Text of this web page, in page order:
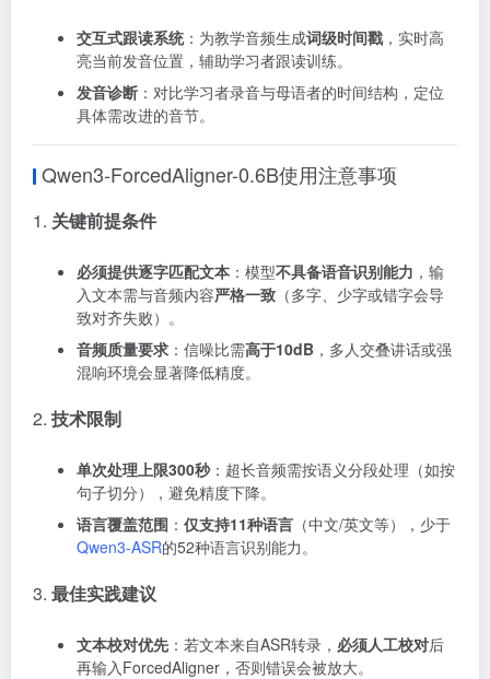
交互式跟读系统：为教学音频生成词级时间戳 ，实时高
亮当前发音位置，辅助学习者跟读训练。
发音诊断 ：对比学习者录音与母语者的时间结构，定位
具体需改进的音节。
Qwen3-ForcedAligner-0.6B使用注意事项
1. 关键前提条件
必须提供逐字匹配文本 ：模型不具备语音识别能力 ，输
入文本需与音频内容严格一致 （多字、少字或错字会导
致对齐失败） 。
音频质量要求 ：信噪比需高于10dB ，多人交叠讲话或强
混响环境会显著降低精度。
2. 技术限制
单次处理上限300秒：超长音频需按语义分段处理（如按
句子切分），避免精度下降。
语言覆盖范围 ： 仅支持11种语言 （中文/英文等），少于
Qwen3-ASR的52种语言识别能力 。
3. 最佳实践建议
文本校对优先 ：若文本来自ASR转录， 必须人工校对后
再输入ForcedAligner，否则错误会被放大。